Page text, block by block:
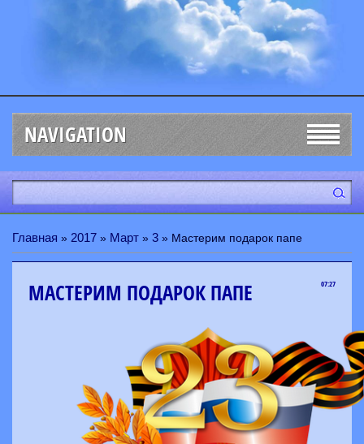
NAVIGATION
Главная » 2017 » Март » 3 » Мастерим подарок папе
07:27
МАСТЕРИМ ПОДАРОК ПАПЕ